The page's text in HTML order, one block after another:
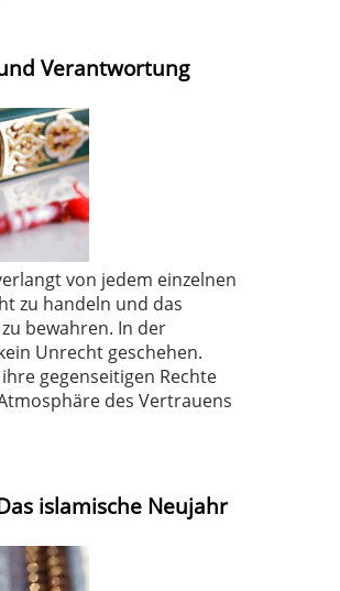
Verantwortung
von jedem einzelnen
zu handeln und das
bewahren. In der
Unrecht geschehen.
gegenseitigen Rechte
des Vertrauens
islamische Neujahr